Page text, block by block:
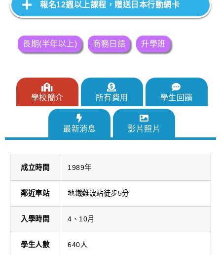
報名12週以上課程，贈送日本行動網卡
長期(半年以上) 商務日語 升學班
學校簡介 所有費用 學生回饋
最新消息 影片照片
成立時間 1989年
鄰近車站 地鐵難波站徒步5分
入學時間 4、10月
學生人數 640人